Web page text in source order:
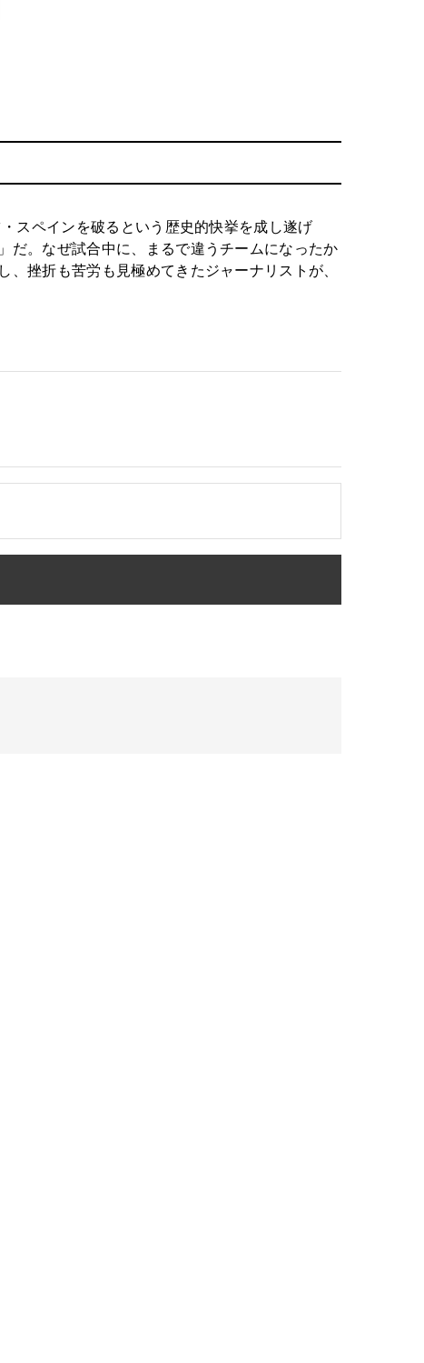
スペインを破るという歴史的快挙を成し遂げ
だ。なぜ試合中に、まるで違うチームになったか
挫折も苦労も見極めてきたジャーナリストが、